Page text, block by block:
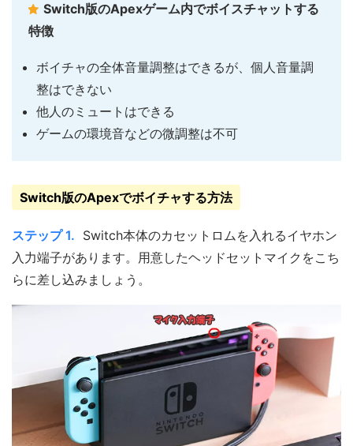
Switch版のApexゲーム内でボイスチャットする
特徴
ボイチャの全体音量調整はできるが、個人音量調
整はできない
他人のミュートはできる
ゲームの環境音などの微調整は不可
Switch版のApexでボイチャする方法
ステップ 1. Switch本体のカセットロムを入れるイヤホン
入力端子があります。用意したヘッドセットマイクをこち
らに差し込みましょう。